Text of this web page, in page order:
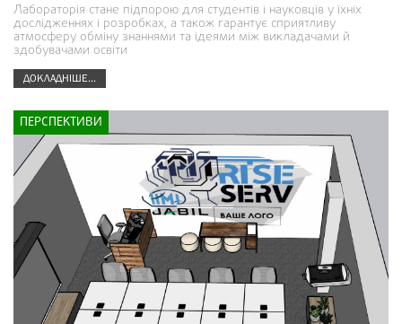
Лабораторія стане підпорою для студентів і науковців у їхніх
дослідженнях і розробках, а також гарантує сприятливу
атмосферу обміну знаннями та ідеями між викладачами й
здобувачами освіти
ДОКЛАДНІШЕ...
ПЕРСПЕКТИВИ